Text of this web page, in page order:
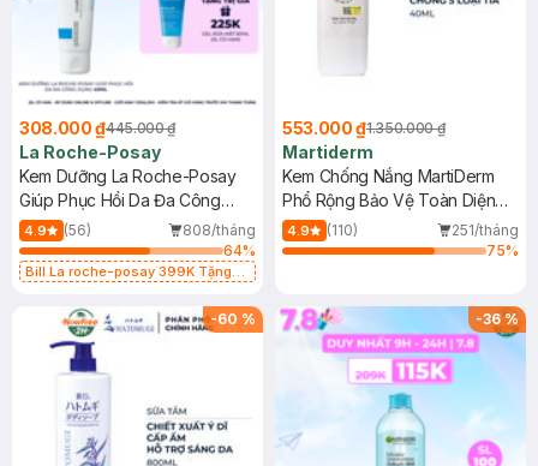
308.000 ₫445.000 ₫
La Roche-Posay
Kem Dưỡng La Roche-Posay
Giúp Phục Hồi Da Đa Công
Dụng 40ml
4.9 (56)
808/tháng
64%
Bill La roche-posay 399K Tặng
(SL có hạn)
553.000 ₫1.350.000 ₫
Martiderm
Kem Chống Nắng MartiDerm
Phổ Rộng Bảo Vệ Toàn Diện
40ml
4.9 (110)
251/tháng
75%
-60 % -36%